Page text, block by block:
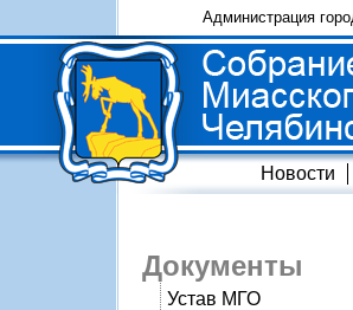
Администрация
Новости
Документы
Устав МГО